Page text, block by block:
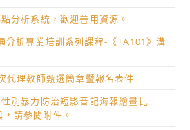
分析系統，歡迎善用資源。
分析專業培訓系列課程-《TA101》溝
代理教師甄選簡章暨報名表件
別暴力防治短影音記海報繪畫比
請參閱附件。